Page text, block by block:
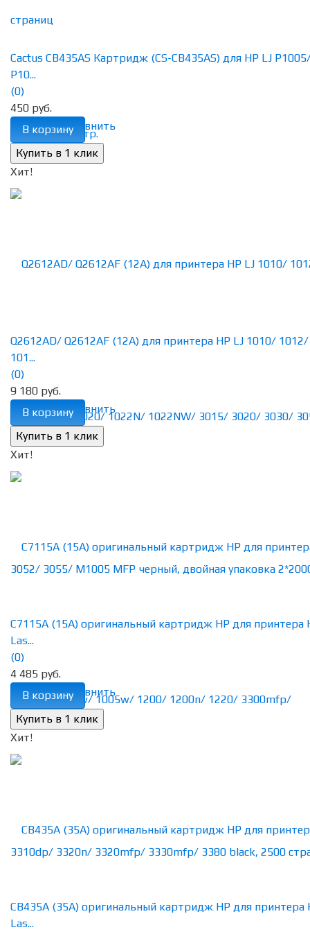
избранное сравнить
Cactus CB435AS Картридж (CS-CB435AS) для HP LJ
P10...
(0)
450 руб.
В корзину
Хит!
избранное сравнить
Q2612AD/ Q2612AF (12A) для принтера HP LJ 1010/ 1012/
101...
(0)
9 180 руб.
В корзину
Хит!
избранное сравнить
C7115A (15A) оригинальный картридж HP для принтера
Las...
(0)
4 485 руб.
В корзину
Хит!
CB435A (35A) оригинальный картридж HP для принтера
Las...